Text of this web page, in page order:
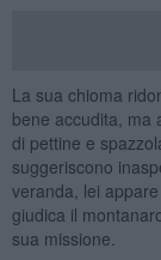
La sua chioma
bene accudita, ma
di pettine e
suggeriscono
veranda, lei
giudica il
sua missione.